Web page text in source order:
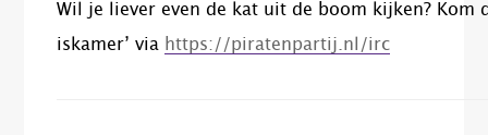
Wil je liever even de kat uit de boom kijken? Kom
iskamer’ via https://piratenpartij.nl/irc